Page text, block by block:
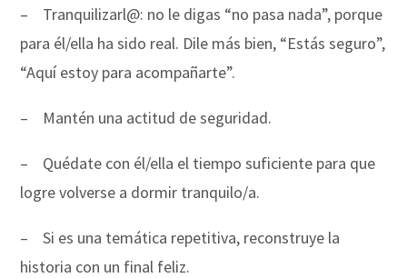
–
Tranquilizarl@: no le digas “no pasa nada”, porque
para él/ella ha sido real. Dile más bien, “Estás seguro”,
“Aquí estoy para acompañarte”.
– Mantén una actitud de seguridad.
–
Quédate con él/ella el tiempo suficiente para que
logre volverse a dormir tranquilo/a.
–
Si es una temática repetitiva, reconstruye la
historia con un final feliz.